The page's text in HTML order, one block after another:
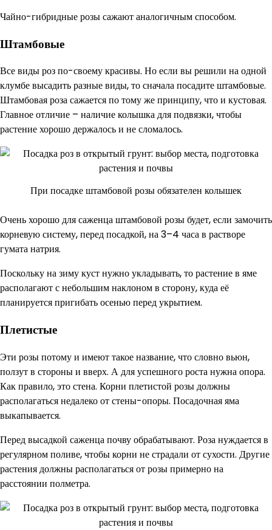
Чайно-гибридные розы сажают аналогичным способом.
Штамбовые
Все виды роз по-своему красивы. Но если вы решили на одной
клумбе высадить разные виды, то сначала посадите штамбовые.
Штамбовая роза сажается по тому же принципу, что и кустовая.
Главное отличие – наличие колышка для подвязки, чтобы
растение хорошо держалось и не сломалось.
При посадке штамбовой розы обязателен колышек
Очень хорошо для саженца штамбовой розы будет, если замочить
корневую систему, перед посадкой, на 3–4 часа в растворе
гумата натрия.
Поскольку на зиму куст нужно укладывать, то растение в яме
располагают с небольшим наклоном в сторону, куда её
планируется пригибать осенью перед укрытием.
Плетистые
Эти розы потому и имеют такое название, что словно вьюн,
ползут в стороны и вверх. А для успешного роста нужна опора.
Как правило, это стена. Корни плетистой розы должны
располагаться недалеко от стены-опоры. Посадочная яма
выкапывается.
Перед высадкой саженца почву обрабатывают. Роза нуждается в
регулярном поливе, чтобы корни не страдали от сухости. Другие
растения должны располагаться от розы примерно на
расстоянии полметра.